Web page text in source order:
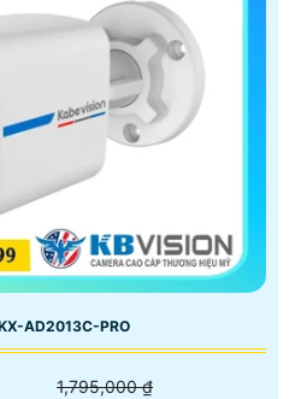
AD2013C-PRO
1,795,000 ₫